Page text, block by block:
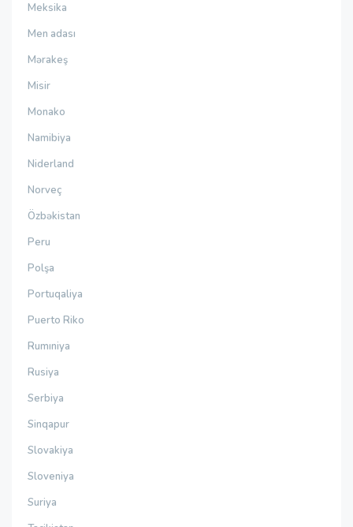
Meksika
Men adası
Mərakeş
Misir
Monako
Namibiya
Niderland
Norveç
Özbəkistan
Peru
Polşa
Portuqaliya
Puerto Riko
Rumıniya
Rusiya
Serbiya
Sinqapur
Slovakiya
Sloveniya
Suriya